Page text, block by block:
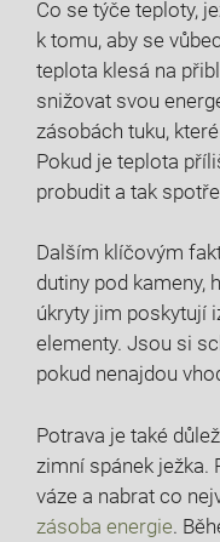
Co se týče teploty,
k tomu, aby se
teplota klesá na
snižovat svou
zásobách tuku,
Pokud je teplota
probudit a tak
Dalším klíčovým
dutiny pod kameny,
úkryty jim poskytují
elementy. Jsou si
pokud nenajdou
Potrava je také
zimní spánek ježka.
váze a nabrat co
zásoba energie.